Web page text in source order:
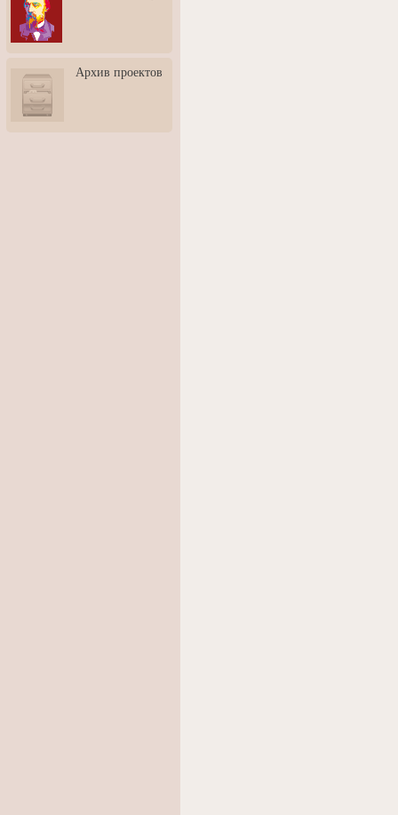
3: Обусловленности
человека и их влияние на
карьеру
скульптором Дмитрием
Тугариновым
АртБульвар в День города
Архив проектов